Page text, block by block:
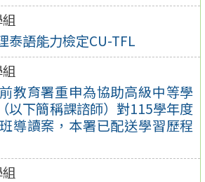
泰語能力檢定CU-TFL
教育署重申為協助高級中等學
以下簡稱課諮師）對115學年度
導讀案，本署已配送學習歷程